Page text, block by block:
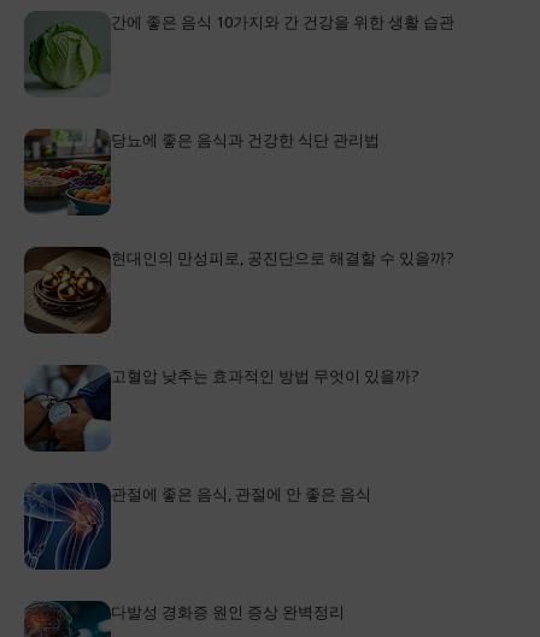
간에 좋은 음식 10가지와 간 건강을 위한 생활 습관
당뇨에 좋은 음식과 건강한 식단 관리법
현대인의 만성피로, 공진단으로 해결할 수 있을까?
고혈압 낮추는 효과적인 방법 무엇이 있을까?
관절에 좋은 음식, 관절에 안 좋은 음식
다발성 경화증 원인 증상 완벽정리